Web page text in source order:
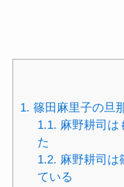
1. 篠田麻里子の旦
1.1. 麻野耕司は
た
1.2. 麻野耕司は
ている